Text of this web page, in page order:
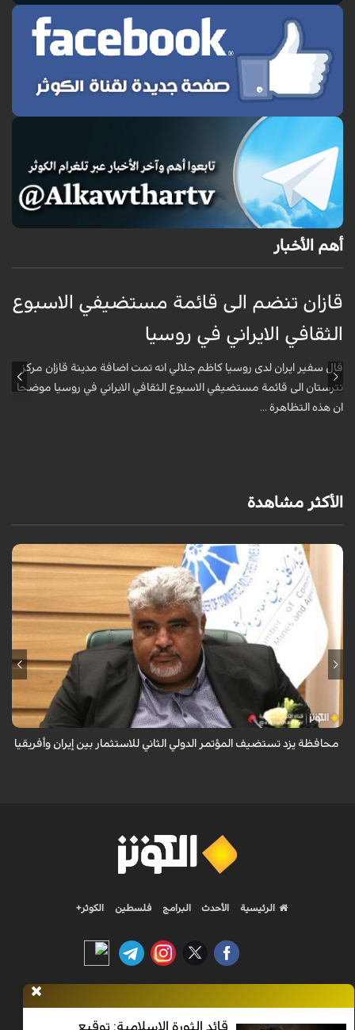
أهم الأخبار
قازان تنضم الى قائمة مستضيفي الاسبوع
الثقافي الايراني في روسيا
قال سفير ايران لدى روسيا كاظم جلالي انه تمت اضافة مدينة قازان مركز
تترستان الى قائمة مستضيفي الاسبوع الثقافي الايراني في روسيا موضحا
ان هذه التظاهرة ...
الأكثر مشاهدة
صرّح رئيس غرفة التجارة والصناعة والمناجم والزراعة في محافظة يزد مجتبى
دستمالجيان بان المؤتمر الدولي الثاني للاستثمار بين الجمهورية الاسلامية
الايرانية...
محافظة يزد تستضيف المؤتمر الدولي الثاني للاستثمار بين إيران وأفريقيا
قائد الثورة الإسلامية: توقيع
الرئيسية الأحدث البرامج فلسطين الكوثر+
Nilesat 11900 V | Badr 8 11747 V | Badr5 12284 V